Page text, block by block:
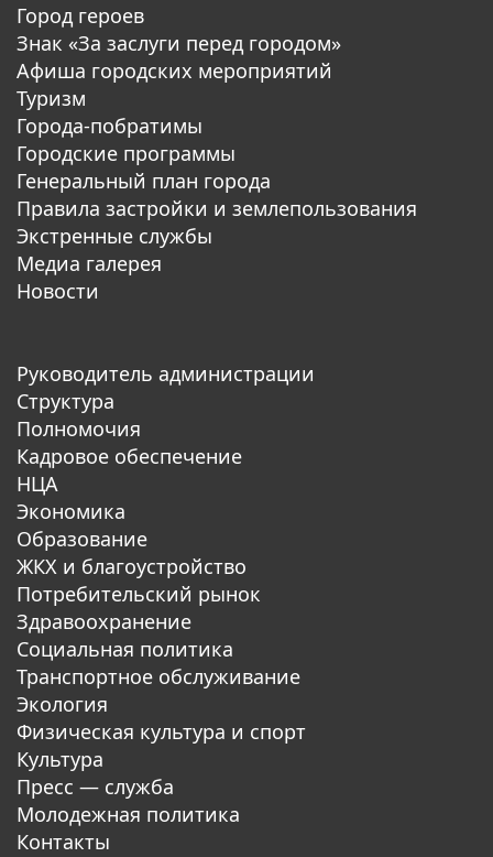
Город героев
Знак «За заслуги перед городом»
Афиша городских мероприятий
Туризм
Города-побратимы
Городские программы
Генеральный план города
Правила застройки и землепользования
Экстренные службы
Медиа галерея
Новости
Руководитель администрации
Структура
Полномочия
Кадровое обеспечение
НЦА
Экономика
Образование
ЖКХ и благоустройство
Потребительский рынок
Здравоохранение
Социальная политика
Транспортное обслуживание
Экология
Физическая культура и спорт
Культура
Пресс — служба
Молодежная политика
Контакты